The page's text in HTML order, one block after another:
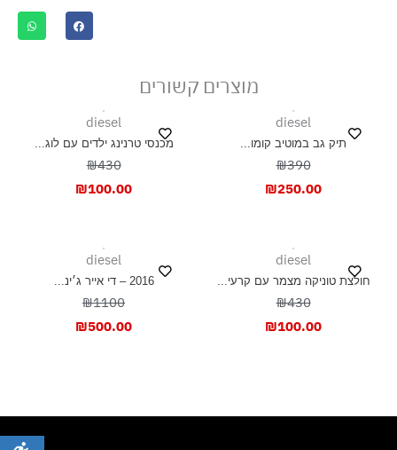
מוצרים קשורים
diesel
תיק גב במוטיב קומו...
₪390
₪250.00
diesel
מכנסי טרנינג ילדים עם לוג...
₪430
₪100.00
diesel
חולצת טוניקה מצמר עם קרעי...
₪430
₪100.00
diesel
2016 – די אייר ג׳ינ...
₪1100
₪500.00